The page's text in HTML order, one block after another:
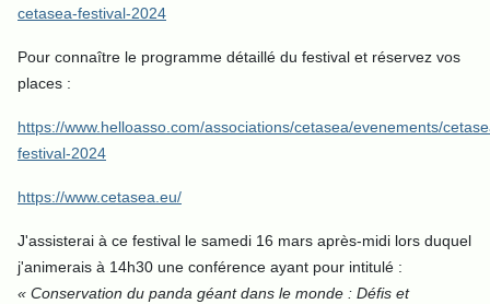
cetasea-festival-2024
Pour connaître le programme détaillé du festival et réservez vos
places :
https://www.helloasso.com/associations/cetasea/evenements/
festival-2024
https://www.cetasea.eu/
J'assisterai à ce festival le samedi 16 mars après-midi lors duquel
j'animerais à 14h30 une conférence ayant pour intitulé :
« Conservation du panda géant dans le monde : Défis et